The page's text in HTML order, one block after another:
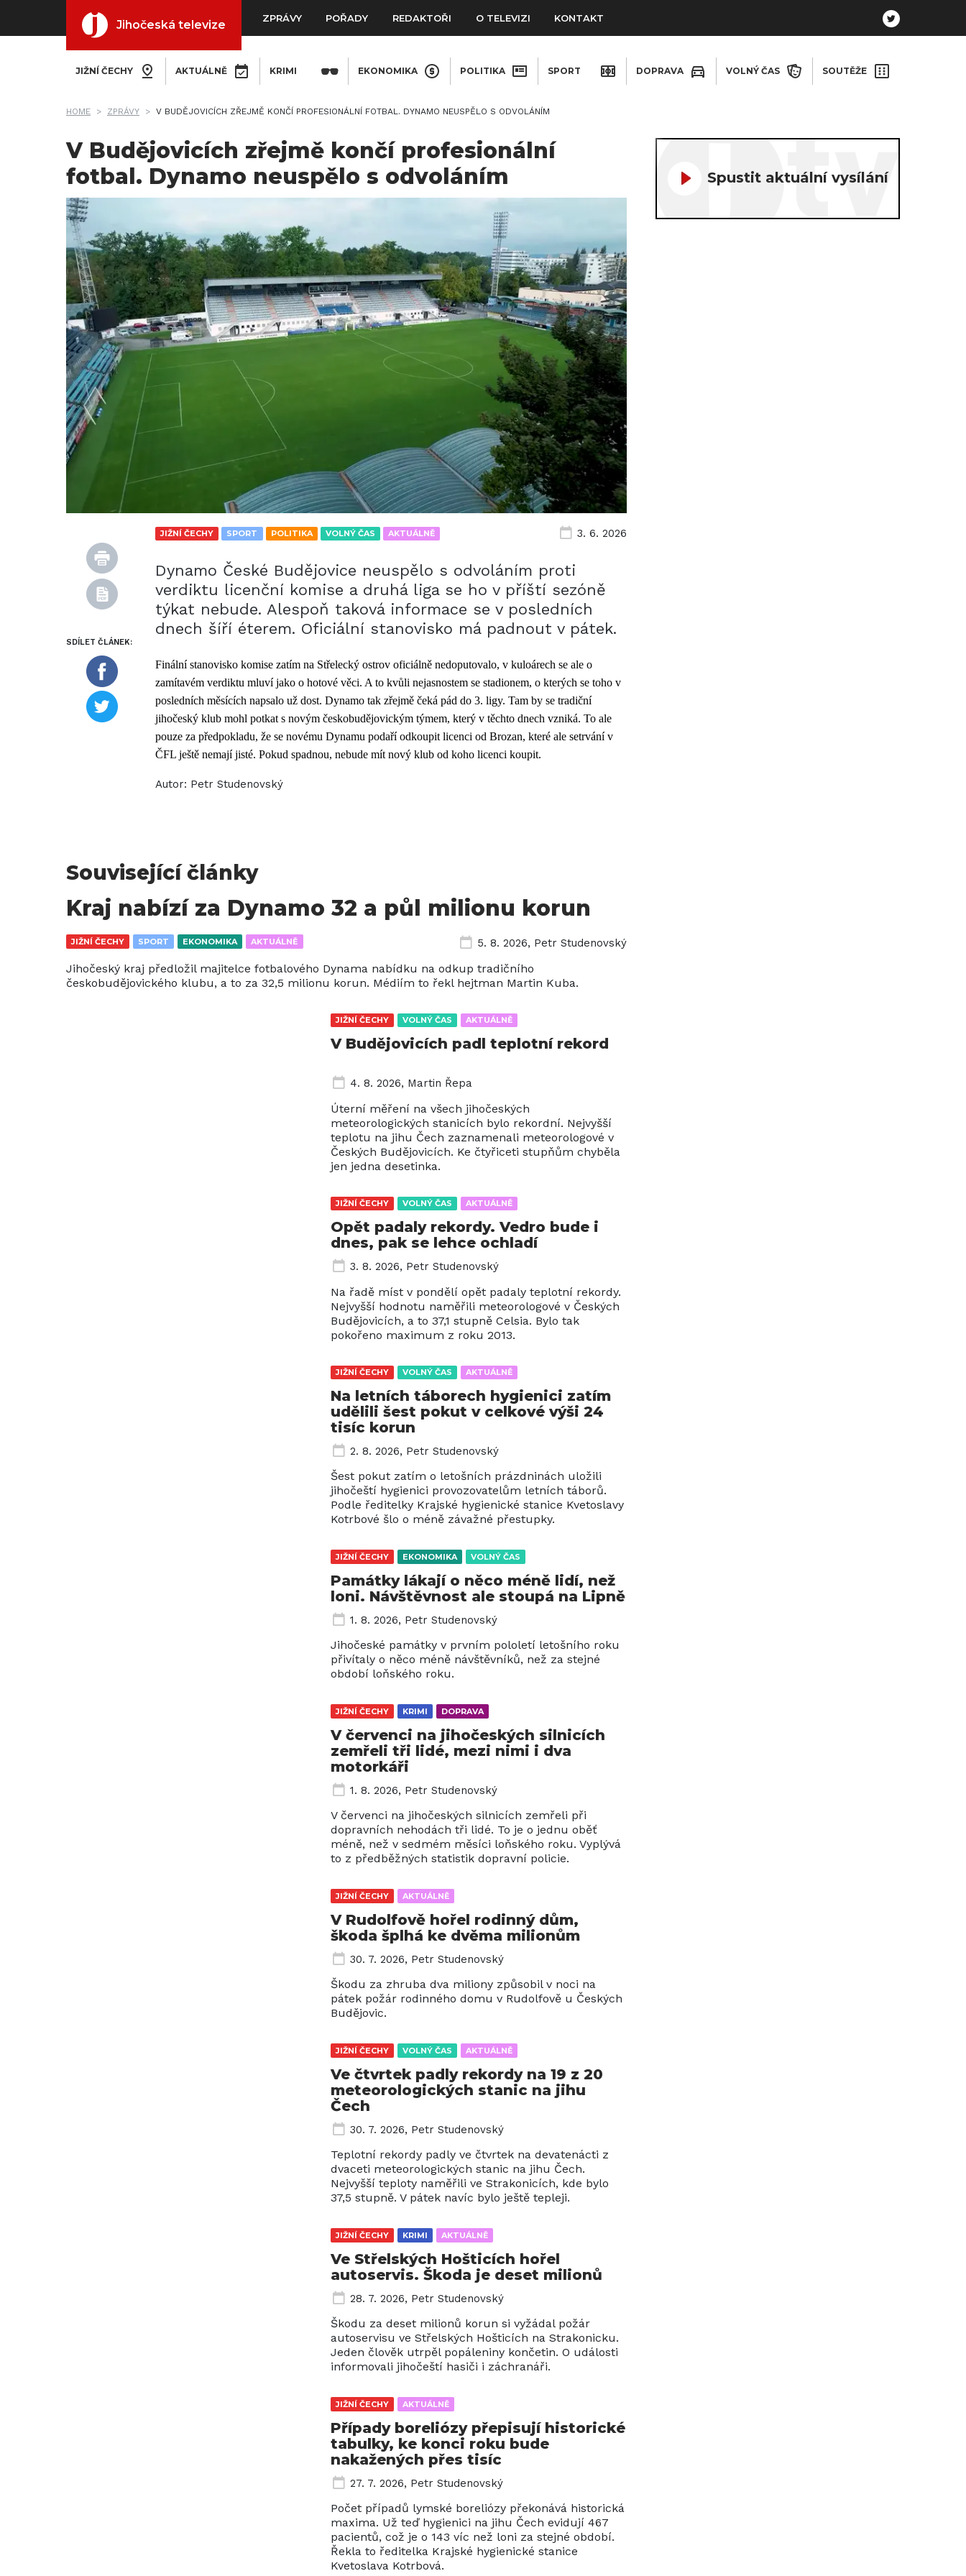
Jihočeská televize
ZPRÁVY POŘADY REDAKTOŘI O TELEVIZI KONTAKT
JIŽNÍ ČECHY AKTUÁLNĚ KRIMI EKONOMIKA POLITIKA SPORT DOPRAVA VOLNÝ ČAS SOUTĚŽE
HOME ZPRÁVY V BUDĚJOVICÍCH ZŘEJMĚ KONČÍ PROFESIONÁLNÍ FOTBAL. DYNAMO NEUSPĚLO S ODVOLÁNÍM
V Budějovicích zřejmě končí profesionální
fotbal. Dynamo neuspělo s odvoláním
SDÍLET ČLÁNEK:
JIŽNÍ ČECHY SPORT POLITIKA VOLNÝ ČAS AKTUÁLNĚ 3. 6. 2026
Dynamo České Budějovice neuspělo s odvoláním proti
verdiktu licenční komise a druhá liga se ho v příští sezóně
týkat nebude. Alespoň taková informace se v posledních
dnech šíří éterem. Oficiální stanovisko má padnout v pátek.
Finální stanovisko komise zatím na Střelecký ostrov oficiálně nedoputovalo, v kuloárech se ale o
zamítavém verdiktu mluví jako o hotové věci. A to kvůli nejasnostem se stadionem, o kterých se toho v
posledních měsících napsalo už dost. Dynamo tak zřejmě čeká pád do 3. ligy. Tam by se tradiční
jihočeský klub mohl potkat s novým českobudějovickým týmem, který v těchto dnech vzniká. To ale
pouze za předpokladu, že se novému Dynamu podaří odkoupit licenci od Brozan, které ale setrvání v
ČFL ještě nemají jisté. Pokud spadnou, nebude mít nový klub od koho licenci koupit.
Autor: Petr Studenovský
Související články
JIŽNÍ ČECHY SPORT EKONOMIKA AKTUÁLNĚ
Kraj nabízí za Dynamo 32 a půl milionu korun
5. 8. 2026, Petr Studenovský
Jihočeský kraj předložil majitelce fotbalového Dynama nabídku na odkup tradičního
českobudějovického klubu, a to za 32,5 milionu korun. Médiím to řekl hejtman Martin Kuba.
JIŽNÍ ČECHY VOLNÝ ČAS AKTUÁLNĚ
V Budějovicích padl teplotní rekord
4. 8. 2026, Martin Řepa
Úterní měření na všech jihočeských
meteorologických stanicích bylo rekordní. Nejvyšší
teplotu na jihu Čech zaznamenali meteorologové v
Českých Budějovicích. Ke čtyřiceti stupňům chyběla
jen jedna desetinka.
JIŽNÍ ČECHY VOLNÝ ČAS AKTUÁLNĚ
Opět padaly rekordy. Vedro bude i
dnes, pak se lehce ochladí
3. 8. 2026, Petr Studenovský
Na řadě míst v pondělí opět padaly teplotní rekordy.
Nejvyšší hodnotu naměřili meteorologové v Českých
Budějovicích, a to 37,1 stupně Celsia. Bylo tak
pokořeno maximum z roku 2013.
JIŽNÍ ČECHY VOLNÝ ČAS AKTUÁLNĚ
Na letních táborech hygienici zatím
udělili šest pokut v celkové výši 24
tisíc korun
2. 8. 2026, Petr Studenovský
Šest pokut zatím o letošních prázdninách uložili
jihočeští hygienici provozovatelům letních táborů.
Podle ředitelky Krajské hygienické stanice Kvetoslavy
Kotrbové šlo o méně závažné přestupky.
JIŽNÍ ČECHY EKONOMIKA VOLNÝ ČAS
Památky lákají o něco méně lidí, než
loni. Návštěvnost ale stoupá na Lipně
1. 8. 2026, Petr Studenovský
Jihočeské památky v prvním pololetí letošního roku
přivítaly o něco méně návštěvníků, než za stejné
období loňského roku.
JIŽNÍ ČECHY KRIMI DOPRAVA
V červenci na jihočeských silnicích
zemřeli tři lidé, mezi nimi i dva
motorkáři
1. 8. 2026, Petr Studenovský
V červenci na jihočeských silnicích zemřeli při
dopravních nehodách tři lidé. To je o jednu oběť
méně, než v sedmém měsíci loňského roku. Vyplývá
to z předběžných statistik dopravní policie.
JIŽNÍ ČECHY AKTUÁLNĚ
V Rudolfově hořel rodinný dům,
škoda šplhá ke dvěma milionům
30. 7. 2026, Petr Studenovský
Škodu za zhruba dva miliony způsobil v noci na
pátek požár rodinného domu v Rudolfově u Českých
Budějovic.
JIŽNÍ ČECHY VOLNÝ ČAS AKTUÁLNĚ
Ve čtvrtek padly rekordy na 19 z 20
meteorologických stanic na jihu
Čech
30. 7. 2026, Petr Studenovský
Teplotní rekordy padly ve čtvrtek na devatenácti z
dvaceti meteorologických stanic na jihu Čech.
Nejvyšší teploty naměřili ve Strakonicích, kde bylo
37,5 stupně. V pátek navíc bylo ještě tepleji.
JIŽNÍ ČECHY KRIMI AKTUÁLNĚ
Ve Střelských Hošticích hořel
autoservis. Škoda je deset milionů
28. 7. 2026, Petr Studenovský
Škodu za deset milionů korun si vyžádal požár
autoservisu ve Střelských Hošticích na Strakonicku.
Jeden člověk utrpěl popáleniny končetin. O události
informovali jihočeští hasiči i záchranáři.
JIŽNÍ ČECHY AKTUÁLNĚ
Případy boreliózy přepisují historické
tabulky, ke konci roku bude
nakažených přes tisíc
27. 7. 2026, Petr Studenovský
Počet případů lymské boreliózy překonává historická
maxima. Už teď hygienici na jihu Čech evidují 467
pacientů, což je o 143 víc než loni za stejné období.
Řekla to ředitelka Krajské hygienické stanice
Kvetoslava Kotrbová.
Spustit aktuální vysílání